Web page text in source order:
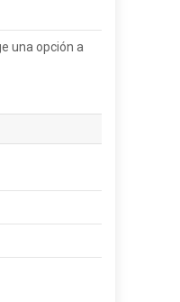
una opción a